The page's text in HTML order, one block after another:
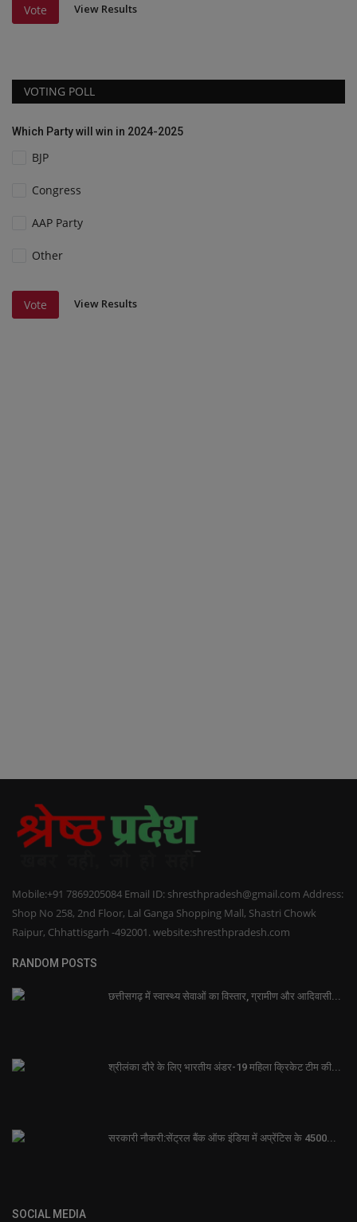
Vote View Results
VOTING POLL
Which Party will win in 2024-2025
BJP
Congress
AAP Party
Other
Vote View Results
Mobile:+91 7869205084 Email ID: shresthpradesh@gmail.com Address:
Shop No 258, 2nd Floor, Lal Ganga Shopping Mall, Shastri Chowk
Raipur, Chhattisgarh -492001. website:shresthpradesh.com
RANDOM POSTS
छत्तीसगढ़ में स्वास्थ्य सेवाओं का विस्तार, ग्रामीण और आदिवासी...
श्रीलंका दौरे के लिए भारतीय अंडर-19 महिला क्रिकेट टीम की...
सरकारी नौकरी:सेंट्रल बैंक ऑफ इंडिया में अप्रेंटिस के 4500...
SOCIAL MEDIA